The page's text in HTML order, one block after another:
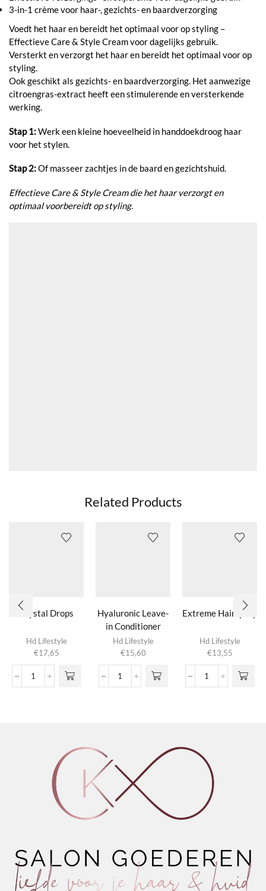
3-in-1 crème voor haar-, gezichts- en baardverzorging
Voedt het haar en bereidt het optimaal voor op styling –
Effectieve Care & Style Cream voor dagelijks gebruik.
Versterkt en verzorgt het haar en bereidt het optimaal voor op
styling.
Ook geschikt als gezichts- en baardverzorging. Het aanwezige
citroengras-extract heeft een stimulerende en versterkende
werking.
Stap 1:Werk een kleine hoeveelheid in handdoekdroog haar
voor het stylen.
Stap 2:Of masseer zachtjes in de baard en gezichtshuid.
Effectieve Care & Style Cream die het haar verzorgt en
optimaal voorbereidt op styling.
Related Products
Crystal Drops
Hd Lifestyle
€17,65
Crystal
Hyaluronic Leave-
in Conditioner
Hd Lifestyle
€15,60
Hyaluronic
Extreme Hairspray
Hd Lifestyle
€13,55
Extreme